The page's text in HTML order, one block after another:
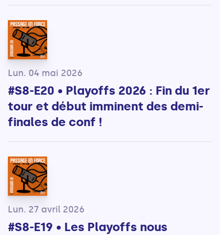
Lun. 04 mai 2026
#S8-E20 • Playoffs 2026 : Fin du 1er
tour et début imminent des demi-
finales de conf !
Lun. 27 avril 2026
#S8-E19 • Les Playoffs nous